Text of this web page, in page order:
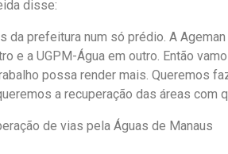
disse:
da prefeitura num só prédio. A
e a UGPM-Água em outro. Então
possa render mais. Queremos
a recuperação das áreas com
de vias pela Águas de Manaus